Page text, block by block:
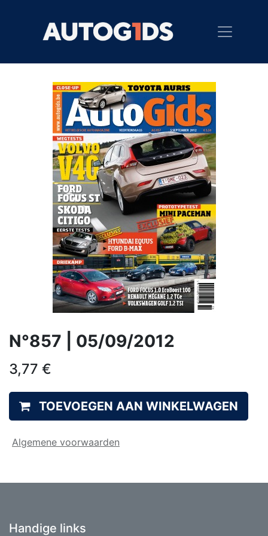
N°857 | 05/09/2012
3,77 €
TOEVOEGEN AAN WINKELWAGEN
Algemene voorwaarden
Handige links